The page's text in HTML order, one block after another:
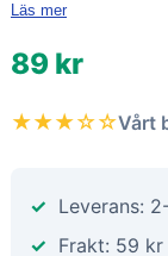
Läs mer
89 kr
★★★☆☆Vårt
Leverans:
Frakt: 59 kr